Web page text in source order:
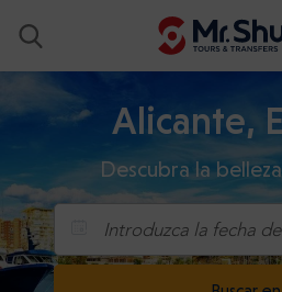
Alicante,
Descubra la
Introduzca la fecha